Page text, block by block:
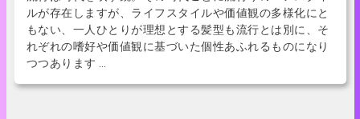
ルが存在しますが、ライフスタイルや価値観の多様化にと
もない、一人ひとりが理想とする髪型も流行とは別に、そ
れぞれの嗜好や価値観に基づいた個性あふれるものになり
つつあります …